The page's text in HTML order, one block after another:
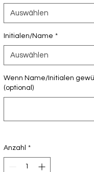
Auswählen
Initialen/Name *
Auswählen
Wenn Name/Initialen
(optional)
Anzahl *